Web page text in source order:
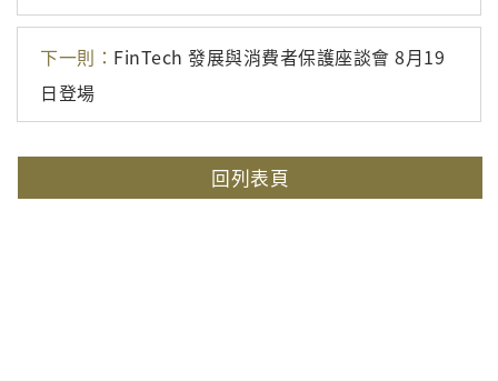
下一則： FinTech 發展與消費者保護座談會 8月19
日登場
回列表頁